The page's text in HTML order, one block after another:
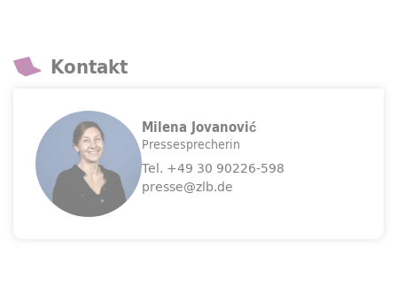
Kontakt
Milena Jovanović
Pressesprecherin
Tel. +49 30 90226-598
presse@zlb.de